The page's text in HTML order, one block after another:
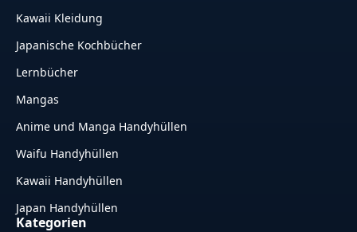
Kawaii Kleidung
Japanische Kochbücher
Lernbücher
Mangas
Anime und Manga Handyhüllen
Waifu Handyhüllen
Kawaii Handyhüllen
Japan Handyhüllen
Kategorien